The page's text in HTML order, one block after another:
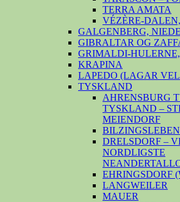
TERRA AMATA
VÉZÈRE-
GALGENBERG,
GIBRALTAR OG
GRIMALDI-
KRAPINA
LAPEDO (LAGAR
TYSKLAND
AHRENSBURG
TYSKLAND –
MEIENDORF
BILZINGSLEBEN
DRELSDORF –
NORDLIGSTE
EHRINGSDORF
LANGWEILER
MAUER